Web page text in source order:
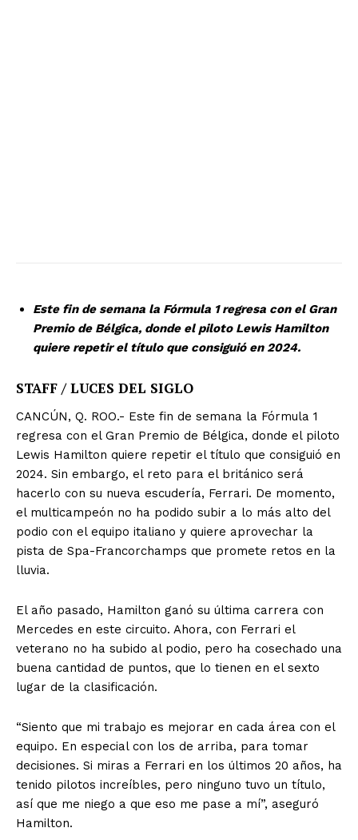
Este fin de semana la Fórmula 1 regresa con el Gran
Premio de Bélgica, donde el piloto Lewis Hamilton
quiere repetir el título que consiguió en 2024.
STAFF / LUCES DEL SIGLO
CANCÚN, Q. ROO.- Este fin de semana la Fórmula 1
regresa con el Gran Premio de Bélgica, donde el piloto
Lewis Hamilton quiere repetir el título que consiguió en
2024. Sin embargo, el reto para el británico será
hacerlo con su nueva escudería, Ferrari. De momento,
el multicampeón no ha podido subir a lo más alto del
podio con el equipo italiano y quiere aprovechar la
pista de Spa-Francorchamps que promete retos en la
lluvia.
El año pasado, Hamilton ganó su última carrera con
Mercedes en este circuito. Ahora, con Ferrari el
veterano no ha subido al podio, pero ha cosechado una
buena cantidad de puntos, que lo tienen en el sexto
lugar de la clasificación.
“Siento que mi trabajo es mejorar en cada área con el
equipo. En especial con los de arriba, para tomar
decisiones. Si miras a Ferrari en los últimos 20 años, ha
tenido pilotos increíbles, pero ninguno tuvo un título,
así que me niego a que eso me pase a mí”, aseguró
Hamilton.